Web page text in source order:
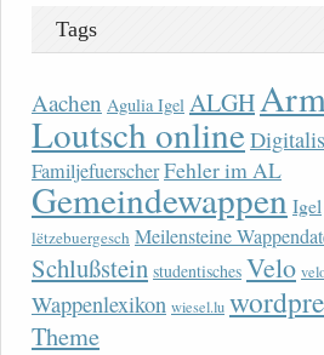
Tags
Aachen Agulia Igel ALGH
Loutsch online
FamiljefuerscherFehler im AL
Gemeindewappen Igel
lëtzebuergesch Meilensteine
Schlußstein studentisches Velo
Wappenlexikon wiesel.lu
Theme